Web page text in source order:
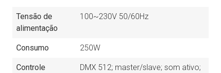
Tensão de
alimentação
100~230V 50/60Hz
Consumo 250W
Controle
DMX 512; master/slave; som ativo;